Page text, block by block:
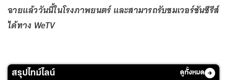
ฉายแล้ววันนี้ในโรงภาพยนตร์ และสามารถรับชมเวอร์ชันซีรีส์
ได้ทาง WeTV
สรุปไทม์ไลน์ ดูทั้งหมด